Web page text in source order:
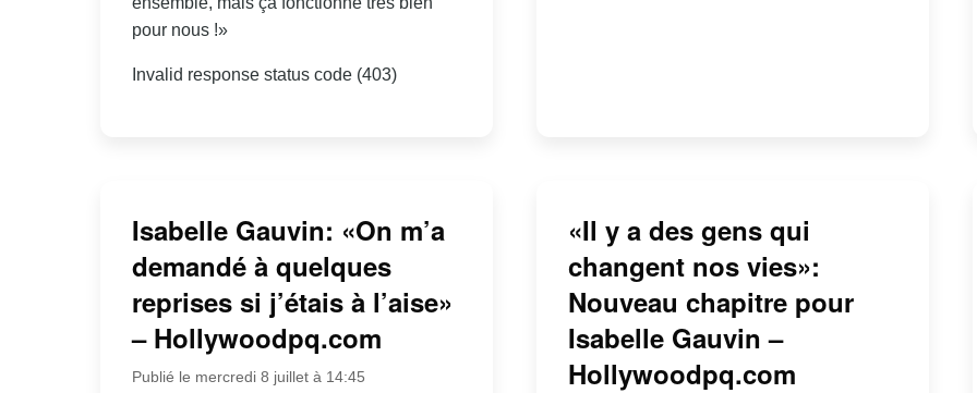
pour nous !»
Invalid response status code (403)
Isabelle Gauvin: «On m’a
demandé à quelques
reprises si j’étais à l’aise»
– Hollywoodpq.com
Publié le mercredi 8 juillet à 14:45
«Il y a des gens qui
changent nos vies»:
Nouveau chapitre pour
Isabelle Gauvin –
Hollywoodpq.com